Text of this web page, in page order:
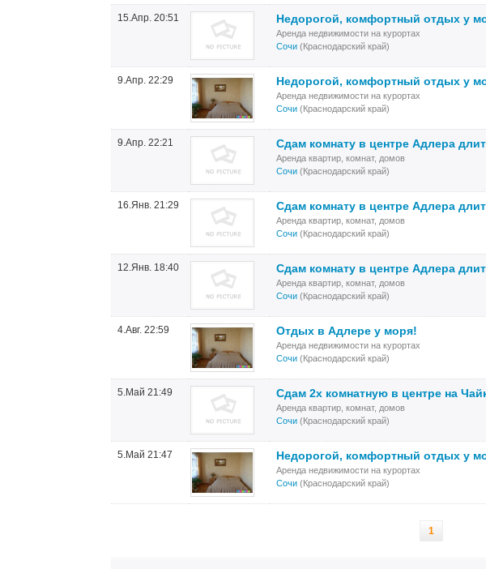
15.Апр. 20:51 Недорогой, комфортный отдых у
Аренда недвижимости на курортах
Сочи (Краснодарский край)
9.Апр. 22:29 Недорогой, комфортный отдых у
Аренда недвижимости на курортах
Сочи (Краснодарский край)
9.Апр. 22:21 Cдам комнату в центре Адлера
Аренда квартир, комнат, домов
Сочи (Краснодарский край)
16.Янв. 21:29 Сдам комнату в центре Адлера
Аренда квартир, комнат, домов
Сочи (Краснодарский край)
12.Янв. 18:40 Сдам комнату в центре Адлера
Аренда квартир, комнат, домов
Сочи (Краснодарский край)
4.Авг. 22:59 Отдых в Адлере у моря!
Аренда недвижимости на курортах
Сочи (Краснодарский край)
5.Май 21:49 Сдам 2х комнатную в центре на
Аренда квартир, комнат, домов
Сочи (Краснодарский край)
5.Май 21:47 Недорогой, комфортный отдых у
Аренда недвижимости на курортах
Сочи (Краснодарский край)
1